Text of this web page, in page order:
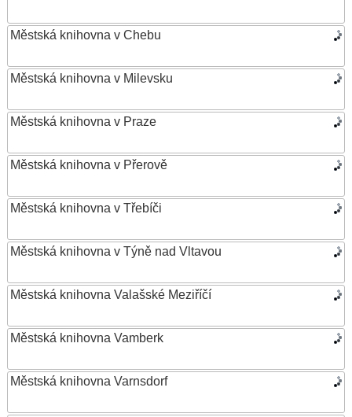
Městská knihovna v Chebu
Městská knihovna v Milevsku
Městská knihovna v Praze
Městská knihovna v Přerově
Městská knihovna v Třebíči
Městská knihovna v Týně nad Vltavou
Městská knihovna Valašské Meziříčí
Městská knihovna Vamberk
Městská knihovna Varnsdorf